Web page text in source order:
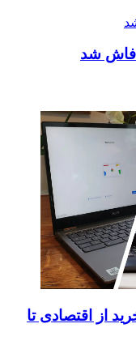
| راهنمای خرید از اقتصادی تا